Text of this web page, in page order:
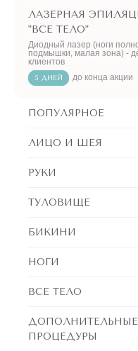
ЛАЗЕРНАЯ
"ВСЕ ТЕЛО"
Диодный лазер (ноги
подмышки, малая зона) -
клиентов
5 ДНЕЙ до конца акции
ПОПУЛЯРНОЕ
ЛИЦО И ШЕЯ
РУКИ
ТУЛОВИЩЕ
БИКИНИ
НОГИ
ВСЕ ТЕЛО
ДОПОЛНИТЕЛЬНЫЕ
ПРОЦЕДУРЫ